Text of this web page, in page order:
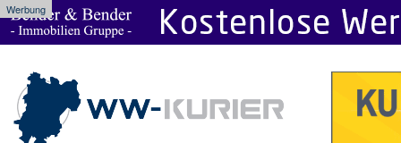
Werbung